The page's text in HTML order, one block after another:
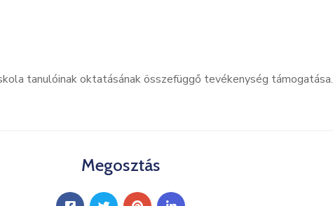
tanulóinak oktatásának összefüggő tevékenység támogatása.
Megosztás